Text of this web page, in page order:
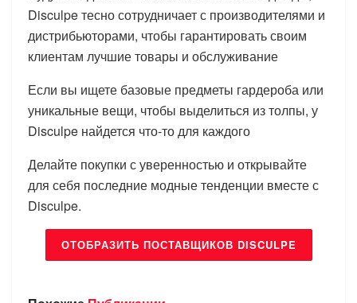
Disculpe тесно сотрудничает с производителями и
дистрибьюторами, чтобы гарантировать своим
клиентам лучшие товары и обслуживание
Если вы ищете базовые предметы гардероба или
уникальные вещи, чтобы выделиться из толпы, у
Disculpe найдется что-то для каждого
Делайте покупки с уверенностью и открывайте
для себя последние модные тенденции вместе с
Disculpe.
ОТОБРАЗИТЬ ПОСТАВЩИКОВ DISCULPE